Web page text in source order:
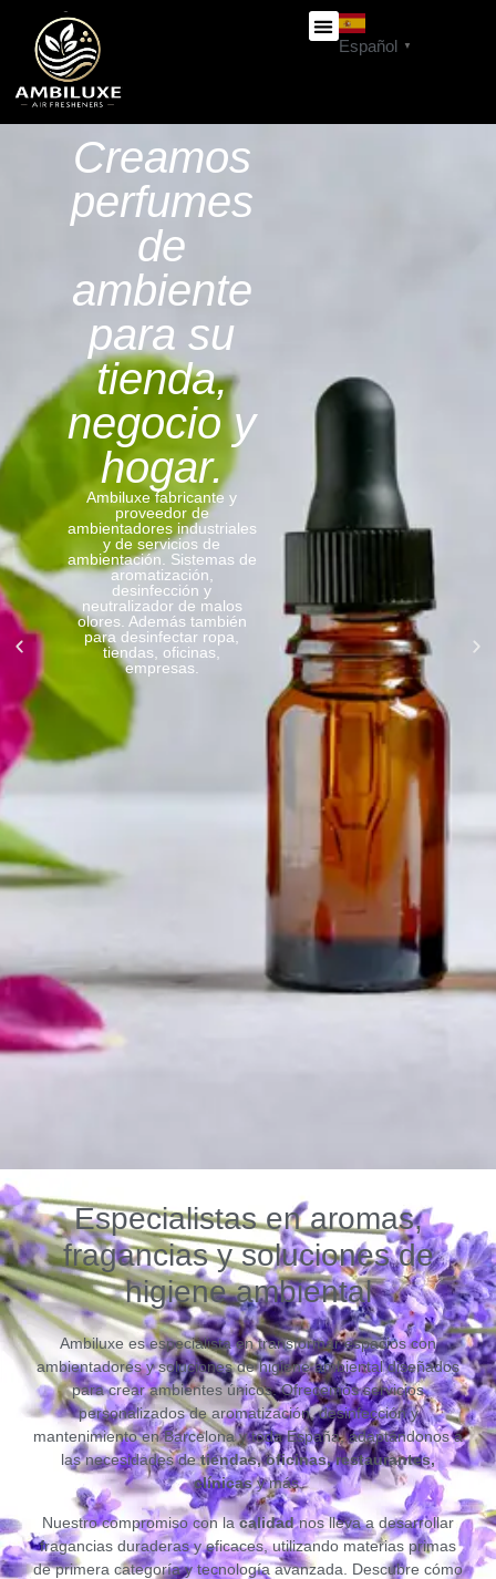
Español ▼
Proveedor
de
ambientadores
profesionales
para
empresas.
Ambientadores
profesionales
para tiendas
de ropa y
moda que
refuerzan la
experiencia
de marca.
Ambiluxe proveedor de
ambientadores
ofrecemos soluciones de
ambientación profesional
para tiendas de ropa, moda
espacios agradables,
coherentes con la identidad
de marca y memorables para
el cliente mediante aromas
cuidadosamente
Especialistas en aromas,
fragancias y soluciones de
higiene ambiental
Ambiluxe es especialista en transformar espacios con
ambientadores y soluciones de higiene ambiental diseñados
para crear ambientes únicos. Ofrecemos servicios
personalizados de aromatización, desinfección y
mantenimiento en Barcelona y toda España, adaptándonos a
las necesidades detiendas, oficinas, restaurantes,
clínicasy más.
Nuestro compromiso con lacalidadnos lleva a desarrollar
fragancias duraderas y eficaces, utilizando materias primas
de primera categoría y tecnología avanzada. Descubre cómo